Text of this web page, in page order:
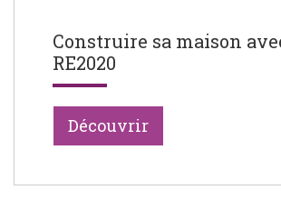
Construire sa maison
RE2020
Découvrir